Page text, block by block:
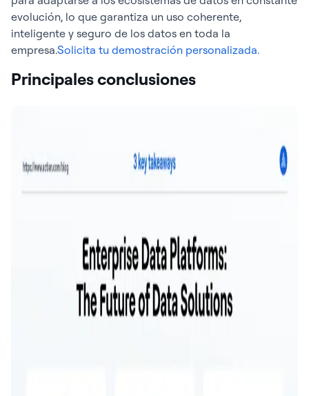
evolución, lo que garantiza un uso coherente,
inteligente y seguro de los datos en toda la
empresa.Solicita tu demostración personalizada.
Principales conclusiones